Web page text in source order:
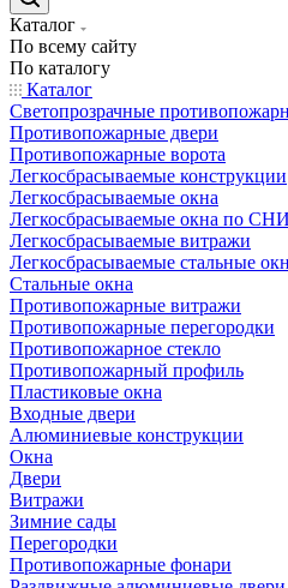
Каталог
По всему сайту
По каталогу
Каталог
Светопрозрачные
Противопожарные двери
Противопожарные ворота
Легкосбрасываемые конструкции
Легкосбрасываемые окна
Легкосбрасываемые окна по
Легкосбрасываемые витражи
Легкосбрасываемые стальные
Стальные окна
Противопожарные витражи
Противопожарные перегородки
Противопожарное стекло
Противопожарный профиль
Пластиковые окна
Входные двери
Алюминиевые конструкции
Окна
Двери
Витражи
Зимние сады
Перегородки
Противопожарные фонари